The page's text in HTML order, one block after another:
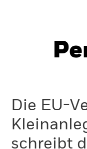
Die EU-
schreibt